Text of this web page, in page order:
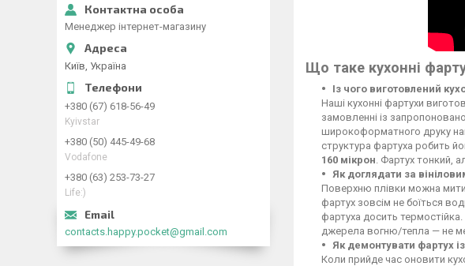
Що таке кухонні
Із чого виготовлений
Наші кухонні фартухи
замовленні із
широкоформатного друку
структура фартуха робить
160 мікрон . Фартух тонкий,
Як доглядати за
Поверхню плівки можна мити
фартух зовсім не боїться
фартуха досить
джерела вогню/тепла — не
Як демонтувати фартух
Коли прийде час оновити
Менеджер інтернет-магазину
Київ, Україна
+380 (67) 618-56-49
Kyivstar
+380 (50) 445-49-68
Vodafone
+380 (63) 253-73-27
Life:)
contacts.happy.pocket@gmail.com